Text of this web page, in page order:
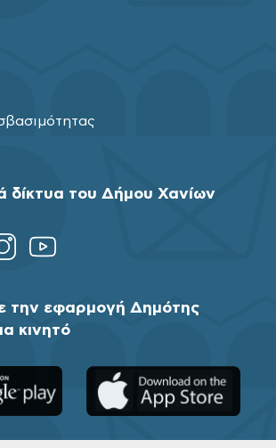
δίκτυα του Δήμου Χανίων
την εφαρμογή Δημότης
κινητό